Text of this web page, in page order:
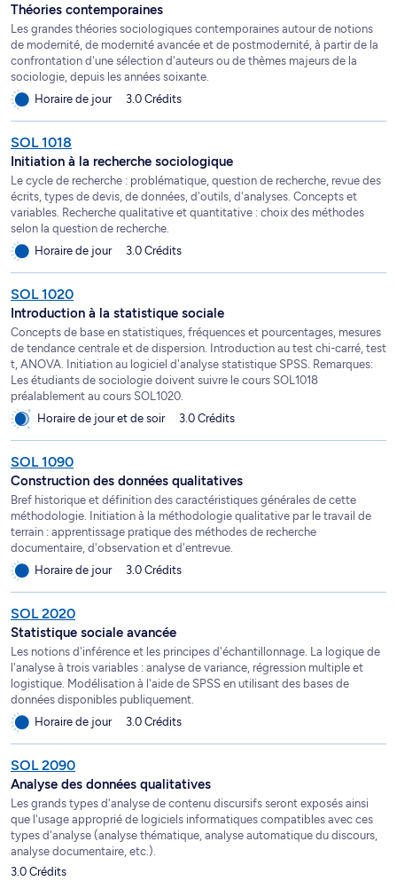
Théories contemporaines
Les grandes théories sociologiques contemporaines autour de notions
de modernité, de modernité avancée et de postmodernité, à partir de la
confrontation d'une sélection d'auteurs ou de thèmes majeurs de la
sociologie, depuis les années soixante.
Horaire de jour
3.0 Crédits
SOL 1018
Initiation à la recherche sociologique
Le cycle de recherche : problématique, question de recherche, revue des
écrits, types de devis, de données, d'outils, d'analyses. Concepts et
variables. Recherche qualitative et quantitative : choix des méthodes
selon la question de recherche.
Horaire de jour
3.0 Crédits
SOL 1020
Introduction à la statistique sociale
Concepts de base en statistiques, fréquences et pourcentages, mesures
de tendance centrale et de dispersion. Introduction au test chi-carré, test
t, ANOVA. Initiation au logiciel d'analyse statistique SPSS. Remarques:
Les étudiants de sociologie doivent suivre le cours SOL1018
préalablement au cours SOL1020.
Horaire de jour et de soir
3.0 Crédits
SOL 1090
Construction des données qualitatives
Bref historique et définition des caractéristiques générales de cette
méthodologie. Initiation à la méthodologie qualitative par le travail de
terrain : apprentissage pratique des méthodes de recherche
documentaire, d'observation et d'entrevue.
Horaire de jour
3.0 Crédits
SOL 2020
Statistique sociale avancée
Les notions d'inférence et les principes d'échantillonnage. La logique de
l'analyse à trois variables : analyse de variance, régression multiple et
logistique. Modélisation à l'aide de SPSS en utilisant des bases de
données disponibles publiquement.
Horaire de jour
3.0 Crédits
SOL 2090
Analyse des données qualitatives
Les grands types d'analyse de contenu discursifs seront exposés ainsi
que l'usage approprié de logiciels informatiques compatibles avec ces
types d'analyse (analyse thématique, analyse automatique du discours,
analyse documentaire, etc.).
3.0 Crédits